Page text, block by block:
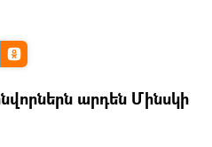
արդեն Մինսկի